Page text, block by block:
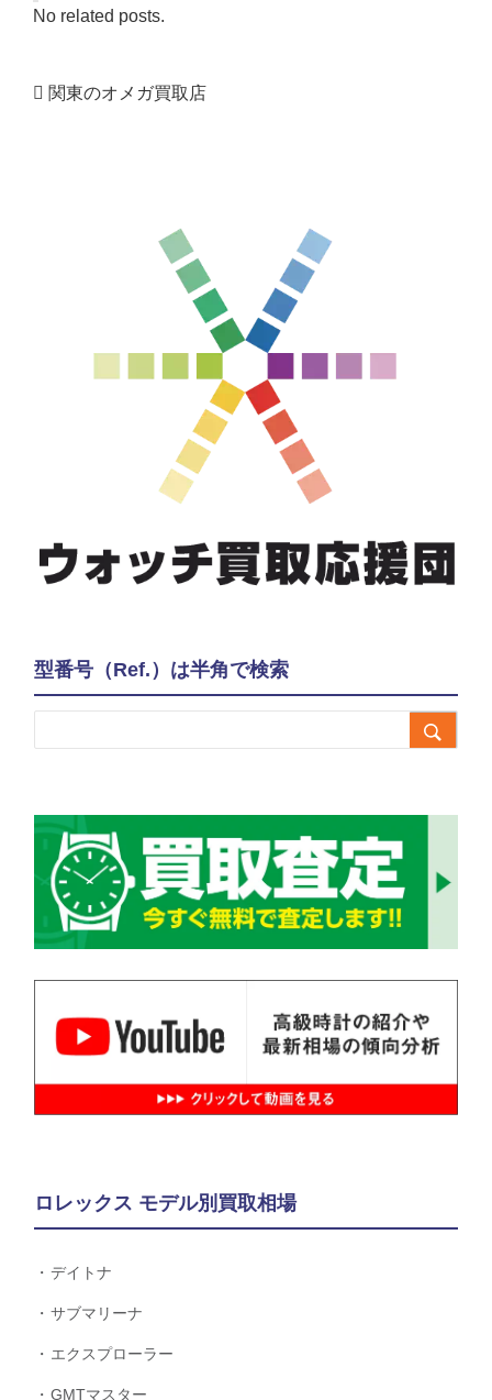
No related posts.
関東のオメガ買取店
型番号（Ref.）は半角で検索

ロレックス モデル別買取相場
デイトナ
サブマリーナ
エクスプローラー
GMTマスター